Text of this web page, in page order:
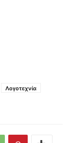
Λογοτεχνία